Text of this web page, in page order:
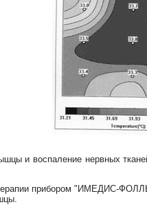
и воспаление нервных
прибором "ИМЕДИС-